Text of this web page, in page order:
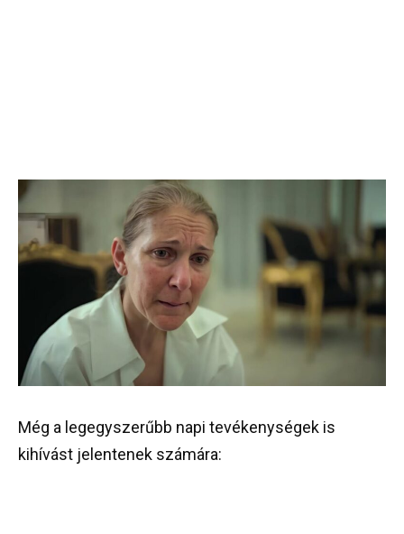
Még a legegyszerűbb napi tevékenységek is
kihívást jelentenek számára: